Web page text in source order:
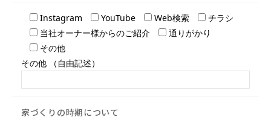
Instagram YouTube Web検索
チラシ
当社オーナー様からのご紹介
通りがかり
その他
その他 （自由記述）
家づくりの時期について